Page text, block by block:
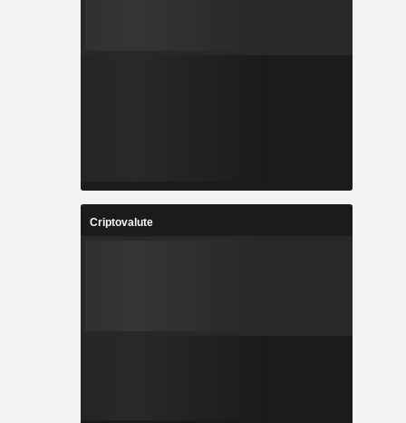
Criptovalute